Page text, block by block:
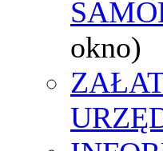
okno)